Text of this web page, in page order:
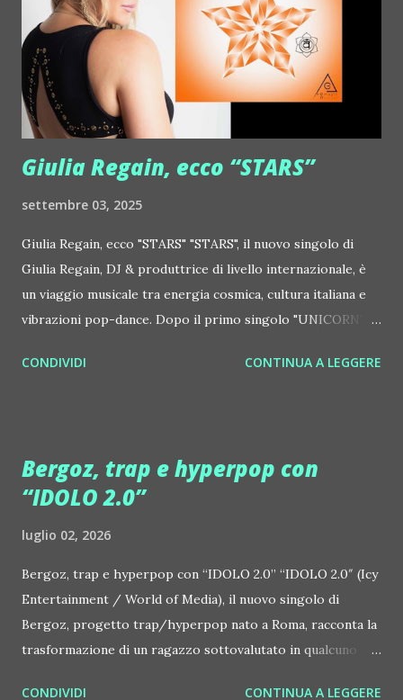
http://www.myspace.com/gonzpiration Italian Laptop
Orchestra feat. Alessio Bertallot Jimmy Edgar ::
http://www.myspace.com/colorstrip Jon Hopkins ::
http://www.myspace.com/jonhopkins Le Luci della
Centrale Elettrica Loco Dice ::
http://www.myspace.com/locod...
Giulia Regain, ecco “STARS”
settembre 03, 2025
Giulia Regain, ecco "STARS" "STARS", il nuovo singolo di
Giulia Regain, DJ & produttrice di livello internazionale, è
un viaggio musicale tra energia cosmica, cultura italiana e
vibrazioni pop-dance. Dopo il primo singolo "UNICORN",
seconda release intitolata "STARS", interpretata dalla voce
tra Giulia Regain e Dhany, già insieme in precedenti
produzioni come "My Memories" (Universal) e "We Are
connessione universale: un invito a riscoprire la nostra
natura di starseed, figli delle stelle, capaci di portare luce,
creatività ed empatia nel mondo. Con "STARS" Giulia Regain
porta avanti la sua visione musicale che fonde dance
internazionale, a...
CONDIVIDI CONTINUA A LEGGERE
Bergoz, trap e hyperpop con
“IDOLO 2.0”
luglio 02, 2026
Bergoz, trap e hyperpop con “IDOLO 2.0” “IDOLO 2.0″ (Icy
Entertainment / World of Media), il nuovo singolo di
Bergoz, progetto trap/hyperpop nato a Roma, racconta la
trasformazione di un ragazzo sottovalutato in qualcuno
CONDIVIDI CONTINUA A LEGGERE